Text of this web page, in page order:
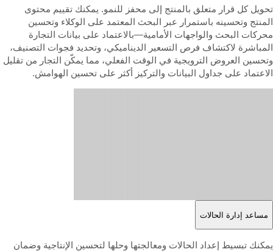
كل قرار متعلق بالمنتج إلى محفز للنمو. يمكنك تقييم محتوى
وتحسينه باستمرار عبر البحث المعتمد على الوكلاء وتحسين
البحث والواجهات الأمامية—بالاعتماد على بيانات التجارة
لاكتشاف فرص التسعير الديناميكي، وتحديد فجوات التصنيف،
العروض الترويجية في الوقت الفعلي، مما يمكّن التجار من تقليل
على جداول البيانات والتركيز أكثر على تحسين الهوامش.
مساعد إدارة الحالات
تبسيط إعداد الحالات ومعالجتها وحلها لتحسين الإنتاجية وضمان